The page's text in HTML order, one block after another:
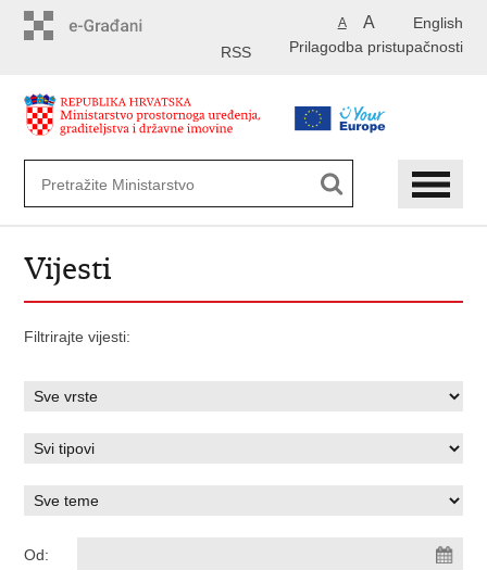
English
A A
Prilagodba pristupačnosti
RSS
Vijesti
Filtrirajte vijesti:
Od: